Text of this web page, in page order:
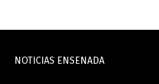
NOTICIAS ENSENADA